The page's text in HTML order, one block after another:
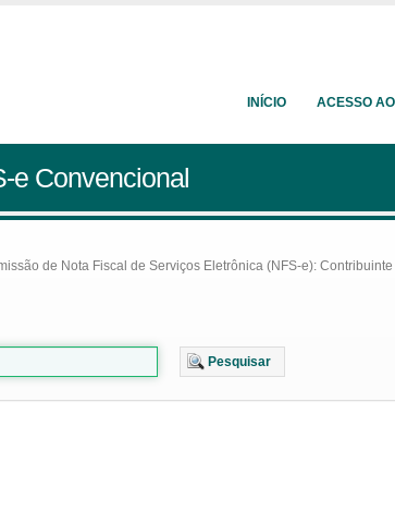
INÍCIO ACESSO
e Convencional
de Nota Fiscal de Serviços Eletrônica (NFS-e):
Pesquisar